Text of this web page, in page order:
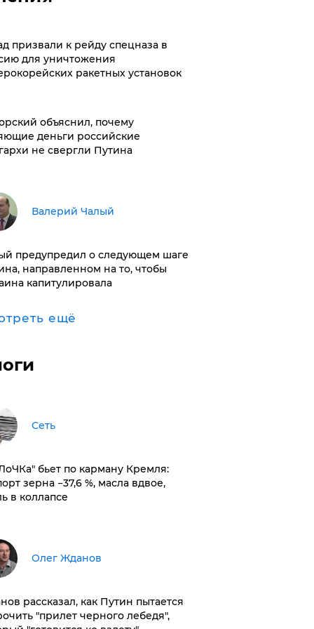
призвали к рейду спецназа в
для уничтожения
ракетных установок
объяснил, почему
деньги российские
не свергли Путина
Валерий Чалый
предупредил о следующем шаге
направленном на то, чтобы
капитулировала
ещё
Сеть
бьет по карману Кремля:
зерна −37,6 %, масла вдвое,
в коллапсе
Олег Жданов
рассказал, как Путин пытается
"прилет черного лебедя",